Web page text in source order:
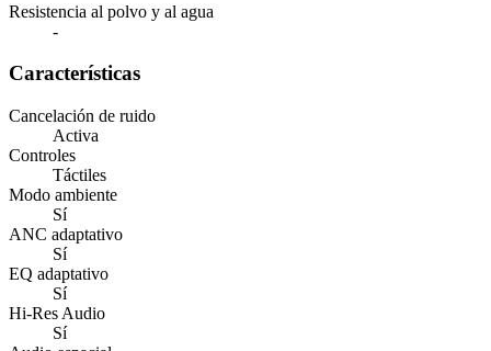
Resistencia al polvo y al agua
-
Características
Cancelación de ruido
Activa
Controles
Táctiles
Modo ambiente
Sí
ANC adaptativo
Sí
EQ adaptativo
Sí
Hi-Res Audio
Sí